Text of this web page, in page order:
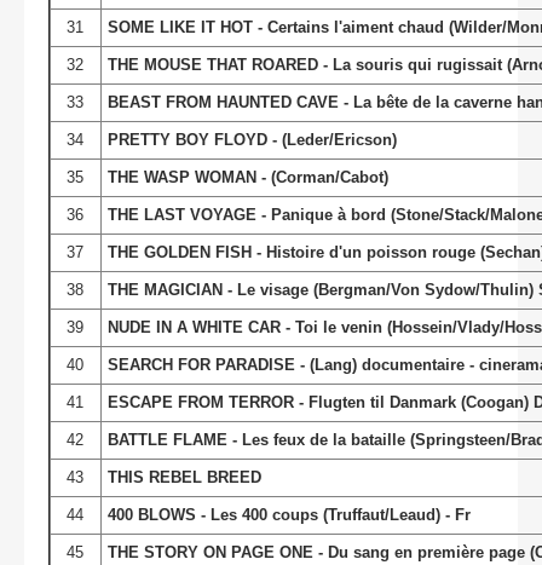
31 SOME LIKE IT HOT - Certains l'aiment chaud (Wilder/
32 THE MOUSE THAT ROARED - La souris qui rugissait
33 BEAST FROM HAUNTED CAVE - La bête de la caverne
34 PRETTY BOY FLOYD - (Leder/Ericson)
35 THE WASP WOMAN - (Corman/Cabot)
36 THE LAST VOYAGE - Panique à bord (Stone/Stack/
37 THE GOLDEN FISH - Histoire d'un poisson rouge
38 THE MAGICIAN - Le visage (Bergman/Von Sydow/Thulin)
39 NUDE IN A WHITE CAR - Toi le venin (Hossein/Vlady/
40 SEARCH FOR PARADISE - (Lang) documentaire -
41 ESCAPE FROM TERROR - Flugten til Danmark (Coogan)
42 BATTLE FLAME - Les feux de la bataille (Springsteen/
43 THIS REBEL BREED
44 400 BLOWS - Les 400 coups (Truffaut/Leaud) - Fr
45
THE STORY ON PAGE ONE - Du sang en première page